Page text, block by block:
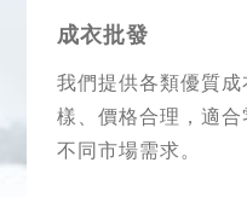
成衣批發
我們提供各類優質
樣、價格合理，適
不同市場需求。